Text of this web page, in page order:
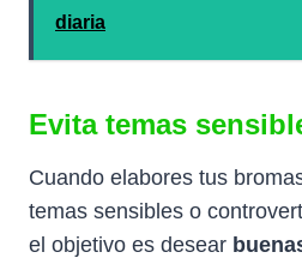
diaria
Evita temas
Cuando elabores tus
temas sensibles o
el objetivo es desear